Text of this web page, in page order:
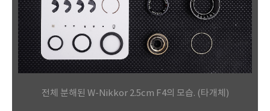
전체 분해된 W-Nikkor 2.5cm F4의 모습. (타개체)